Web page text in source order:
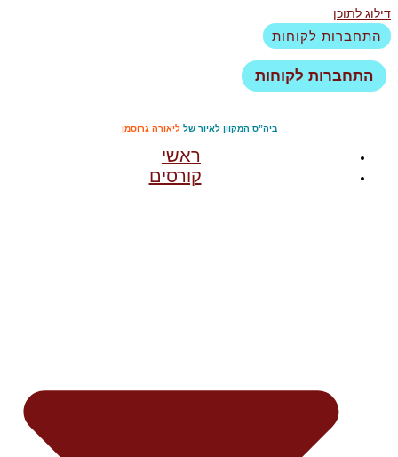
דילוג לתוכן
התחברות לקוחות
התחברות לקוחות
ביה”ס המקוון לאיור של ליאורה גרוסמן
ראשי
קורסים